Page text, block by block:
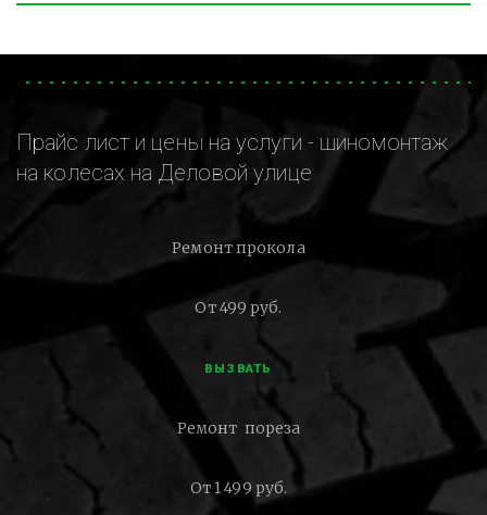
Прайс лист и цены на услуги - шиномонтаж
на колесах на Деловой улице
Ремонт прокола
От 499 руб.
ВЫЗВАТЬ
Ремонт пореза
От 1 499 руб.